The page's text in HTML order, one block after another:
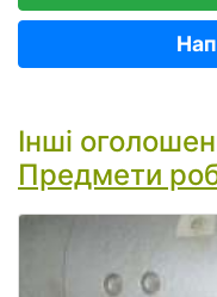
Інші
Предмети